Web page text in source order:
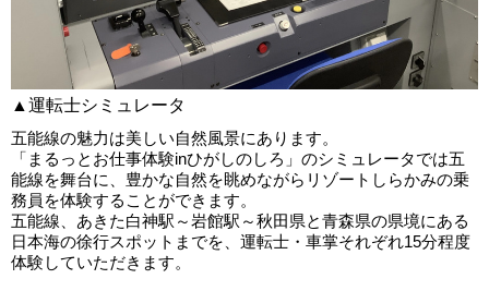
▲運転士シミュレータ
五能線の魅力は美しい自然風景にあります。
「まるっとお仕事体験inひがしのしろ」のシミュレータでは五
能線を舞台に、豊かな自然を眺めながらリゾートしらかみの乗
務員を体験することができます。
五能線、あきた白神駅～岩館駅～秋田県と青森県の県境にある
日本海の徐行スポットまでを、運転士・車掌それぞれ15分程度
体験していただきます。